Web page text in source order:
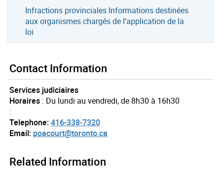
Infractions provinciales Informations destinées
aux organismes chargés de l’application de la
loi
Contact Information
Services judiciaires
Horaires : Du lundi au vendredi, de 8h30 à 16h30
:
Telephone:416-338-7320
Email: poacourt@toronto.ca
Related Information